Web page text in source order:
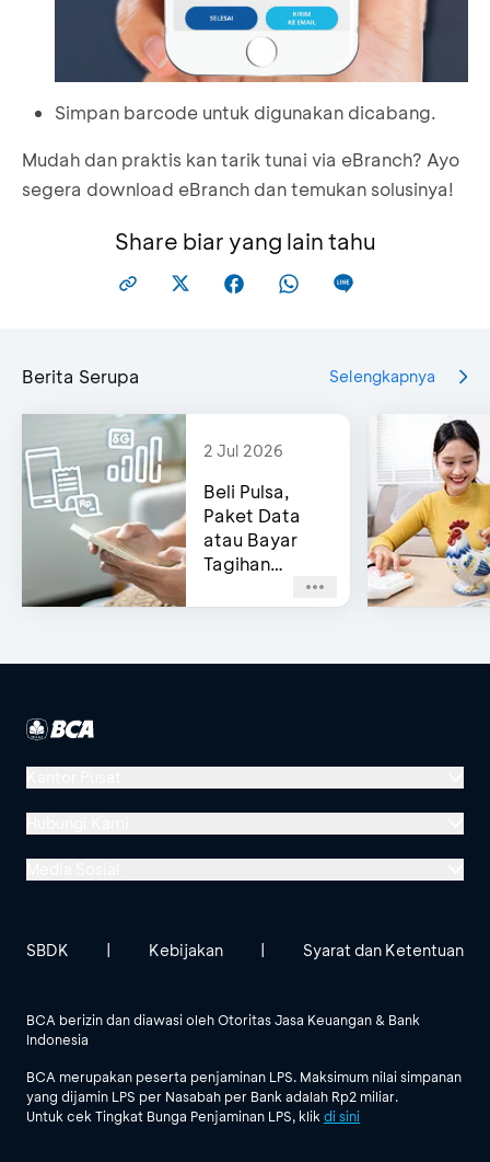
Simpan barcode untuk digunakan dicabang.
Mudah dan praktis kan tarik tunai via eBranch? Ayo
segera download eBranch dan temukan solusinya!
Share biar yang lain tahu
Berita Serupa Selengkapnya
2 Jul 2026
Beli Pulsa,
Paket Data
atau Bayar
Tagihan
Pascabayar?
Bisa di e-
Menara BCA, Grand Indonesia
Jl. MH Thamrin No. 1
Lihat Semua Media Sosial
BCA berizin dan diawasi oleh Otoritas Jasa Keuangan & Bank
Indonesia
BCA merupakan peserta penjaminan LPS. Maksimum nilai simpanan
yang dijamin LPS per Nasabah per Bank adalah Rp2 miliar.
Untuk cek Tingkat Bunga Penjaminan LPS, klik di sini
SBDK | Kebijakan | Syarat dan Ketentuan